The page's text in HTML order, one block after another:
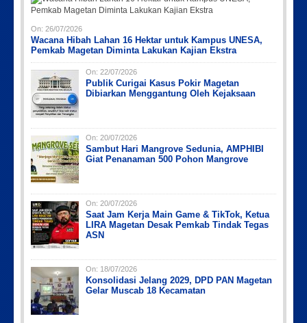
On: 26/07/2026
Wacana Hibah Lahan 16 Hektar untuk Kampus UNESA,
Pemkab Magetan Diminta Lakukan Kajian Ekstra
On: 22/07/2026
Publik Curigai Kasus Pokir Magetan
Dibiarkan Menggantung Oleh Kejaksaan
On: 20/07/2026
Sambut Hari Mangrove Sedunia, AMPHIBI
Giat Penanaman 500 Pohon Mangrove
On: 20/07/2026
Saat Jam Kerja Main Game & TikTok, Ketua
LIRA Magetan Desak Pemkab Tindak Tegas
ASN
On: 18/07/2026
Konsolidasi Jelang 2029, DPD PAN Magetan
Gelar Muscab 18 Kecamatan